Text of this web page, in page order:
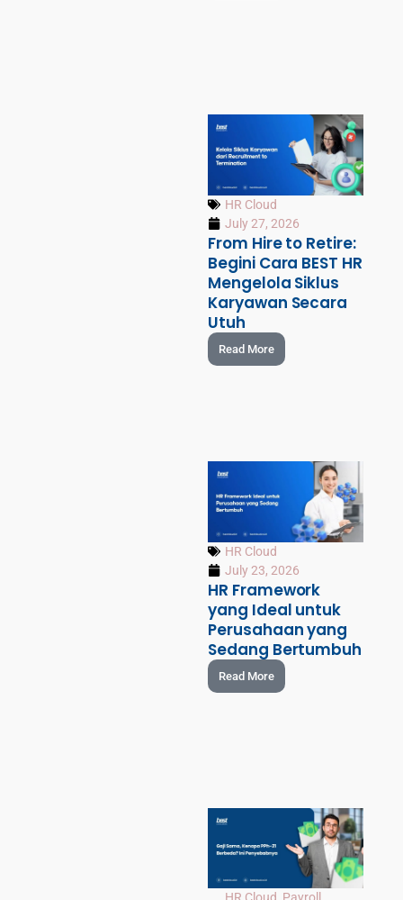
HR Cloud
July 27, 2026
From Hire to Retire:
Begini Cara BEST HR
Mengelola Siklus
Karyawan Secara
Utuh
Read More
HR Cloud
July 23, 2026
HR Framework
yang Ideal untuk
Perusahaan yang
Sedang Bertumbuh
Read More